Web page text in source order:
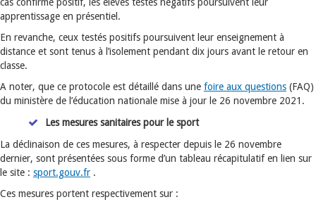
apprentissage en présentiel.
En revanche, ceux testés positifs poursuivent leur enseignement à
distance et sont tenus à l’isolement pendant dix jours avant le retour en
classe.
A noter, que ce protocole est détaillé dans une foire aux questions (FAQ)
du ministère de l’éducation nationale mise à jour le 26 novembre 2021.
Les mesures sanitaires pour le sport
La déclinaison de ces mesures, à respecter depuis le 26 novembre
dernier, sont présentées sous forme d’un tableau récapitulatif en lien sur
le site : sport.gouv.fr .
Ces mesures portent respectivement sur :